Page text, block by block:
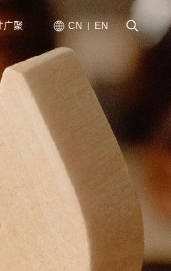
广聚 CN |EN